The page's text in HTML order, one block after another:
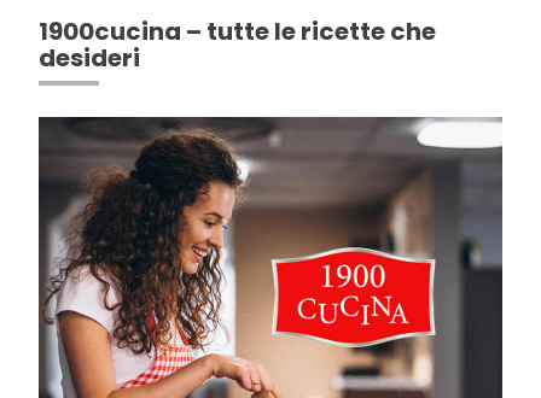
1900cucina – tutte le ricette che
desideri